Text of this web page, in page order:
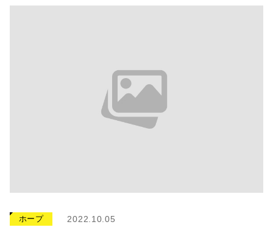
ホープ 2022.10.05